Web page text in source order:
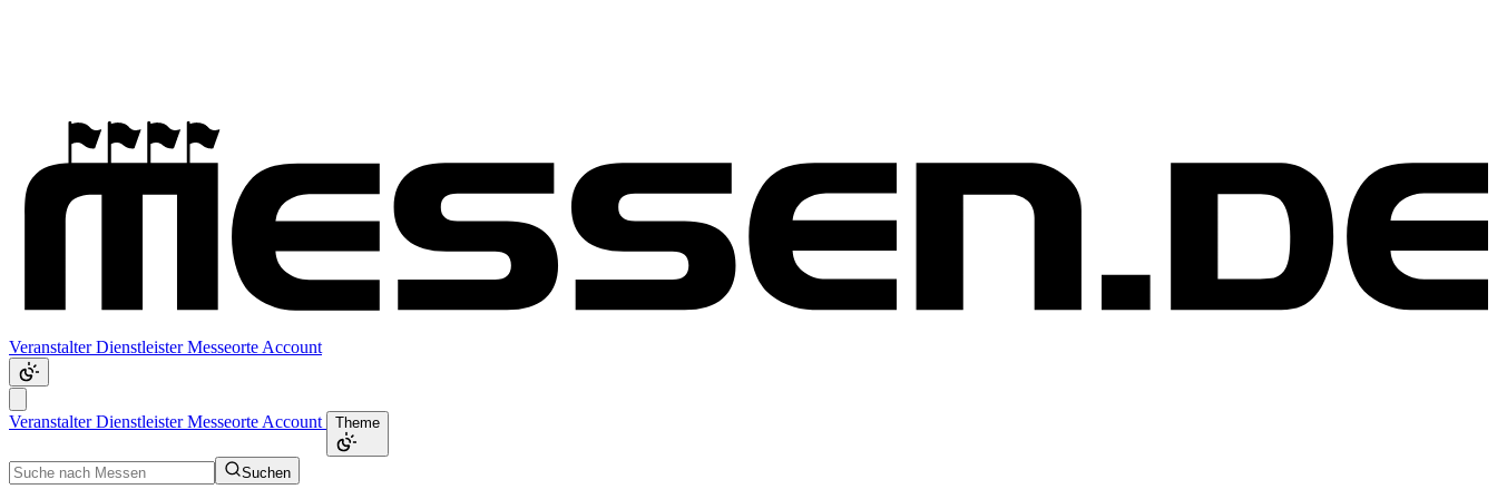
VeranstalterDienstleisterMesseorte Account
VeranstalterDienstleisterMesseorte Account Theme
Suchen